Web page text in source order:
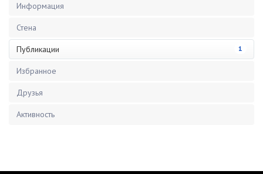
Информация
Стена
Публикации 1
Избранное
Друзья
Активность